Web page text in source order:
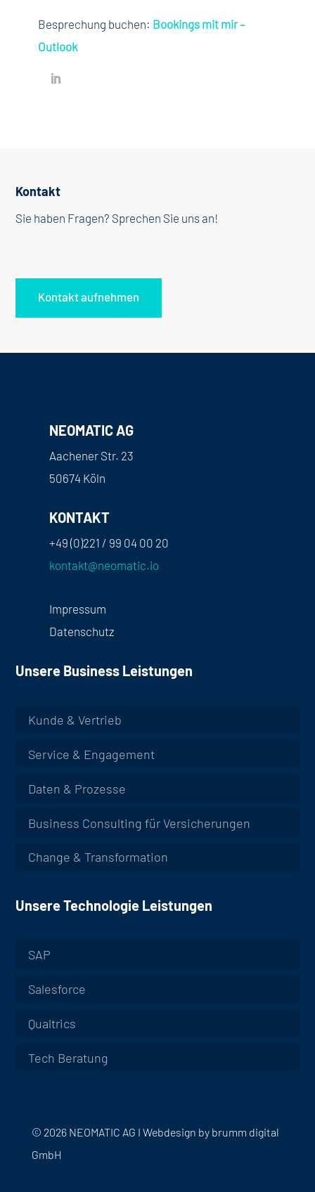
Besprechung buchen: Bookings mit mir –
Outlook
Kontakt
Sie haben Fragen? Sprechen Sie uns an!
Kontakt aufnehmen
NEOMATIC AG
Aachener Str. 23
50674 Köln
KONTAKT
+49 (0)221 / 99 04 00 20
kontakt@neomatic.io
Impressum
Datenschutz
Unsere Business Leistungen
Kunde & Vertrieb
Service & Engagement
Daten & Prozesse
Business Consulting für Versicherungen
Change & Transformation
Unsere Technologie Leistungen
SAP
Salesforce
Qualtrics
Tech Beratung
© 2026 NEOMATIC AG I Webdesign by brumm digital
GmbH